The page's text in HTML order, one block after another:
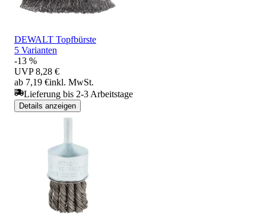
DEWALT Topfbürste
5 Varianten
-13 %
UVP 8,28 €
ab 7,19 €inkl. MwSt.
Lieferung bis 2-3 Arbeitstage
Details anzeigen